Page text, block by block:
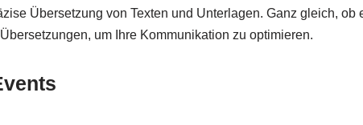
Übersetzung von Texten und Unterlagen. Ganz gleich,
um Ihre Kommunikation zu optimieren.